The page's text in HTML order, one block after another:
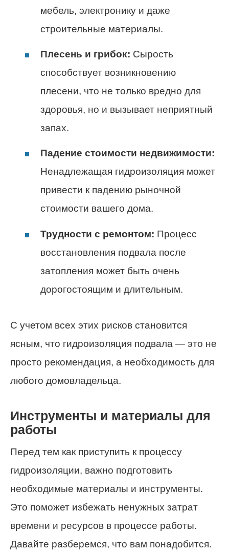
мебель, электронику и даже
строительные материалы.
Плесень и грибок: Сырость
способствует возникновению
плесени, что не только вредно для
здоровья, но и вызывает неприятный
запах.
Падение стоимости недвижимости:
Ненадлежащая гидроизоляция может
привести к падению рыночной
стоимости вашего дома.
Трудности с ремонтом: Процесс
восстановления подвала после
затопления может быть очень
дорогостоящим и длительным.
С учетом всех этих рисков становится
ясным, что гидроизоляция подвала — это не
просто рекомендация, а необходимость для
любого домовладельца.
Инструменты и материалы для
работы
Перед тем как приступить к процессу
гидроизоляции, важно подготовить
необходимые материалы и инструменты.
Это поможет избежать ненужных затрат
времени и ресурсов в процессе работы.
Давайте разберемся, что вам понадобится.